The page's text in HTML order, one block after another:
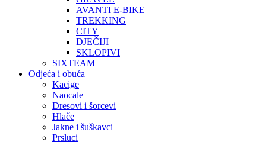
AVANTI E-BIKE
TREKKING
CITY
DJEČIJI
SKLOPIVI
SIXTEAM
Odjeća i obuća
Kacige
Naocale
Dresovi i šorcevi
Hlače
Jakne i šuškavci
Prsluci